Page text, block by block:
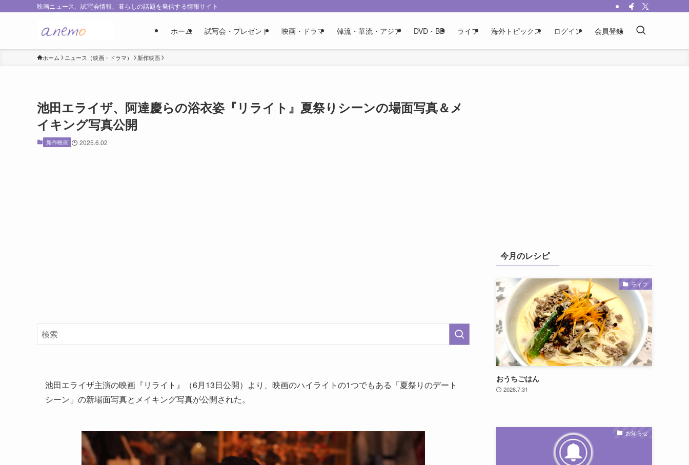
映画ニュース、試写会情報、暮らしの話題を発信する情報サイト
ホーム 試写会・プレゼント 映画・ドラマ 韓流・華流・アジア DVD・BD ライフ 海外トピックス ログイン 会員登録
ホーム ニュース（映画・ドラマ） 新作映画
池田エライザ、阿達慶らの浴衣姿『リライト』夏祭りシーンの場面写真＆メ
イキング写真公開
新作映画 2025.6.02
池田エライザ主演の映画『リライト』（6月13日公開）より、映画のハイライトの1つでもある「夏祭りのデート
シーン」の新場面写真とメイキング写真が公開された。
今月のレシピ
ライフ
おうちごはん
2026.7.31
お知らせ